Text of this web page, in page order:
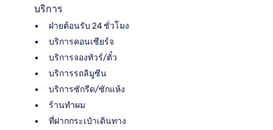
บริการ
ฝ่ายต้อนรับ 24 ชั่วโมง
บริการคอนเซียร์จ
บริการจองทัวร์/ตั๋ว
บริการรถลิมูซีน
บริการซักรีด/ซักแห้ง
ร้านทำผม
ที่ฝากกระเป๋าเดินทาง